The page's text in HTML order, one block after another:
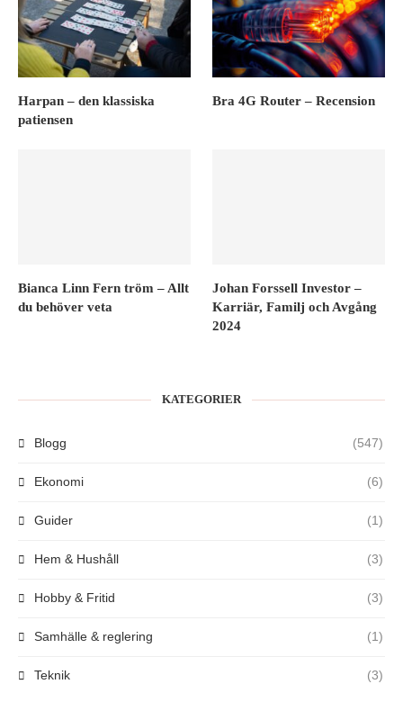
Harpan – den klassiska
patiensen
Bra 4G Router – Recension
Bianca Linn Fern tröm – Allt
du behöver veta
Johan Forssell Investor –
Karriär, Familj och Avgång
2024
KATEGORIER
Blogg (547)
Ekonomi (6)
Guider (1)
Hem & Hushåll (3)
Hobby & Fritid (3)
Samhälle & reglering (1)
Teknik (3)